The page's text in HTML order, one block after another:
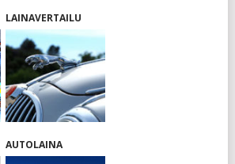
LAINAVERTAILU
AUTOLAINA